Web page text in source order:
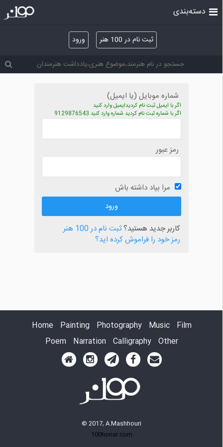
ثبت نام در 100 هنر ورود
دسته‌بندی
شماره موبایل (یا ایمیل)
اگر با ایمیل ثبت نام کردیدایمیل وارد کنید
اگر با شماره ثبت نام کردید شماره وارد کنید 9129876543
رمز عبور
مرا بیاد داشته باش
کاربر جدید هستید؟ثبت نام در 100 هنر
رمز خود را فراموش کرده اید؟
Home Painting Photography Music
Film
Poem
Narration Calligraphy Other
© 2017, A.Mashhouri
100honar.com